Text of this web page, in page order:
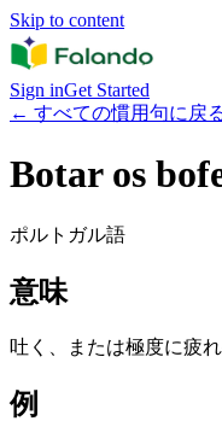
Skip to content
Sign inGet Started
← すべての慣用句に戻
Botar os
ポルトガル語
意味
吐く、または極度に疲
例